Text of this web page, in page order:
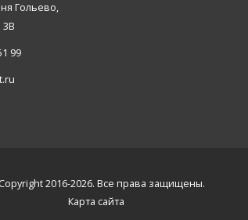
Гольево,
3В
99
2016-2026. Все права защищены.
Карта сайта